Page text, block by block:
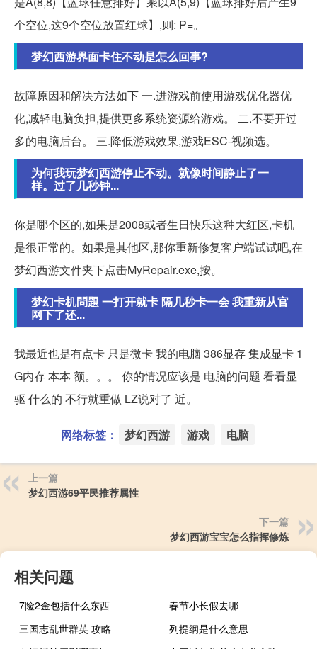
个空位,这9个空位放置红球】,则: P=。
梦幻西游界面卡住不动是怎么回事?
故障原因和解决方法如下 一.进游戏前使用游戏优化器优
化,减轻电脑负担,提供更多系统资源给游戏。 二.不要开过
多的电脑后台。 三.降低游戏效果,游戏ESC-视频选。
为何我玩梦幻西游停止不动。就像时间静止了一
样。过了几秒钟...
你是哪个区的,如果是2008或者生日快乐这种大红区,卡机
是很正常的。如果是其他区,那你重新修复客户端试试吧,在
梦幻西游文件夹下点击MyRepair.exe,按。
梦幻卡机問題 一打开就卡 隔几秒卡一会 我重新从官
网下了还...
我最近也是有点卡 只是微卡 我的电脑 386显存 集成显卡 1
G内存 本本 额。。。 你的情况应该是 电脑的问题 看看显
驱 什么的 不行就重做 LZ说对了 近。
网络标签： 梦幻西游 游戏 电脑
上一篇
梦幻西游69平民推荐属性
下一篇
梦幻西游宝宝怎么指挥修炼
相关问题
7险2金包括什么东西
春节小长假去哪
三国志乱世群英 攻略
列提纲是什么意思